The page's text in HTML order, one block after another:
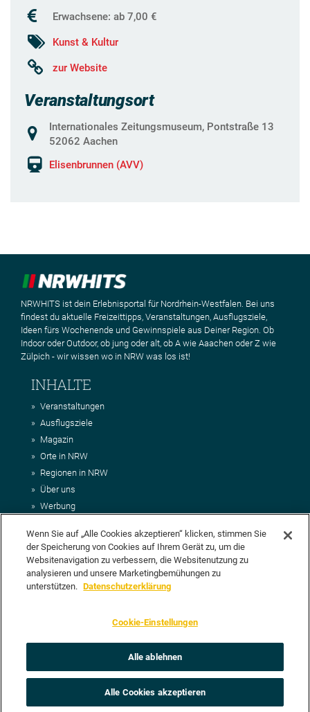
Erwachsene: ab 7,00 €
Kunst & Kultur
zur Website
Veranstaltungsort
Internationales Zeitungsmuseum, Pontstraße 13
52062 Aachen
Elisenbrunnen (AVV)
NRWHITS ist dein Erlebnisportal für Nordrhein-Westfalen. Bei uns
findest du aktuelle Freizeittipps, Veranstaltungen, Ausflugsziele,
Ideen fürs Wochenende und Gewinnspiele aus Deiner Region. Ob
Indoor oder Outdoor, ob jung oder alt, ob A wie Aaachen oder Z wie
Zülpich - wir wissen wo in NRW was los ist!
INHALTE
Veranstaltungen
Ausflugsziele
Magazin
Orte in NRW
Regionen in NRW
Über uns
Werbung
Impressum
AGB
Datenschutz
DEIN VORSCHLAG FÜR NRWHITS
vorschlagen? Klasse, dann nutze doch einfach
Unsere Redaktion wird Deinen Vorschlag dann so schnell wie
Wenn Sie auf „Alle Cookies akzeptieren“ klicken, stimmen Sie
der Speicherung von Cookies auf Ihrem Gerät zu, um die
Websitenavigation zu verbessern, die Websitenutzung zu
analysieren und unsere Marketingbemühungen zu
unterstützen. Datenschutzerklärung
Cookie-Einstellungen
Alle ablehnen
Alle Cookies akzeptieren